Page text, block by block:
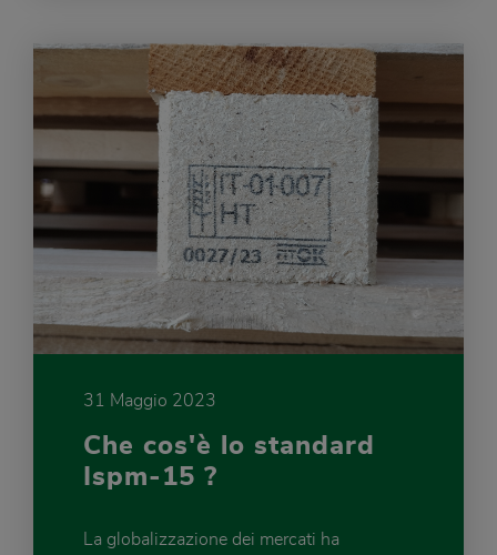
31 Maggio 2023
Che cos'è lo standard
Ispm-15 ?
La globalizzazione dei mercati ha